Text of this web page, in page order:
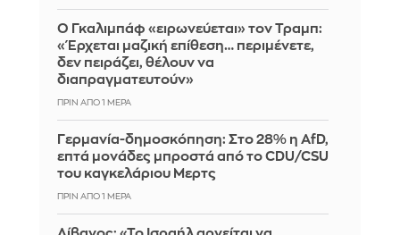
Ο Γκαλιμπάφ «ειρωνεύεται» τον Τραμπ:
«Έρχεται μαζική επίθεση… περιμένετε,
δεν πειράζει, θέλουν να
διαπραγματευτούν»
ΠΡΙΝ ΑΠΌ 1 ΜΈΡΑ
Γερμανία-δημοσκόπηση: Στο 28% η AfD,
επτά μονάδες μπροστά από το CDU/CSU
του καγκελάριου Μερτς
ΠΡΙΝ ΑΠΌ 1 ΜΈΡΑ